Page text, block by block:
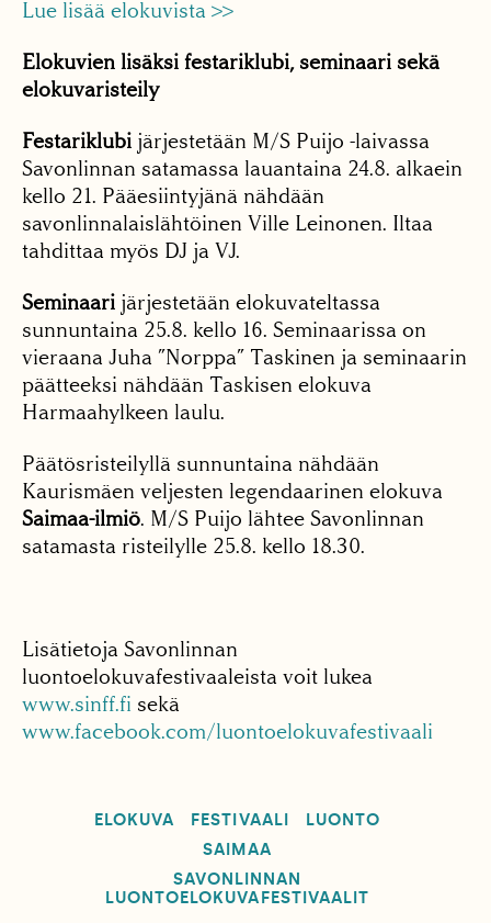
Lue lisää elokuvista >>
Elokuvien lisäksi festariklubi, seminaari sekä
elokuvaristeily
Festariklubi järjestetään M/S Puijo -laivassa
Savonlinnan satamassa lauantaina 24.8. alkaein
kello 21. Pääesiintyjänä nähdään
savonlinnalaislähtöinen Ville Leinonen. Iltaa
tahdittaa myös DJ ja VJ.
Seminaari järjestetään elokuvateltassa
sunnuntaina 25.8. kello 16. Seminaarissa on
vieraana Juha ”Norppa” Taskinen ja seminaarin
päätteeksi nähdään Taskisen elokuva
Harmaahylkeen laulu.
Päätösristeilyllä sunnuntaina nähdään
Kaurismäen veljesten legendaarinen elokuva
Saimaa-ilmiö. M/S Puijo lähtee Savonlinnan
satamasta risteilylle 25.8. kello 18.30.
Lisätietoja Savonlinnan
luontoelokuvafestivaaleista voit lukea
www.sinff.fi sekä
www.facebook.com/luontoelokuvafestivaali
ELOKUVA FESTIVAALI
LUONTO
SAIMAA
SAVONLINNAN
LUONTOELOKUVAFESTIVAALIT